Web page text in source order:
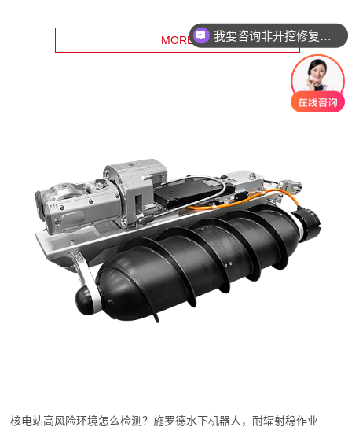
MORE
核电站高风险环境怎么检测？施罗德水下机器人，耐辐射稳作业